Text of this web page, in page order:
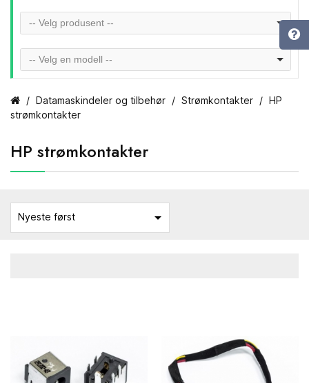
-- Velg produsent --
-- Velg en modell --
Datamaskindeler og tilbehør Strømkontakter
HP
strømkontakter
HP strømkontakter
Nyeste først 